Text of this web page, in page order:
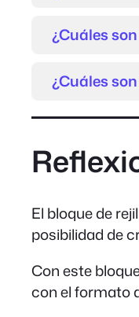
¿Cuáles
¿Cuáles
El bloque de
posibilidad de
Con este
con el formato